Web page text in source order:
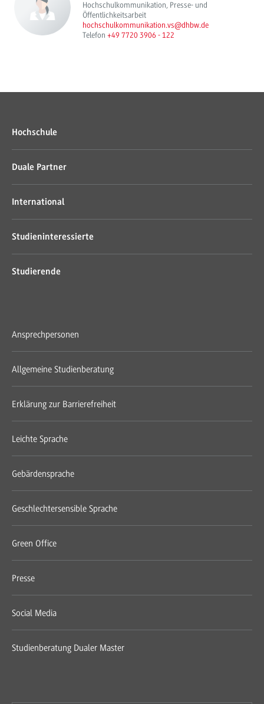
Hochschulkommunikation, Presse- und
Öffentlichkeitsarbeit
hochschulkommunikation.vs@dhbw.de
Telefon+49 7720 3906 - 122
Hochschule
Duale Partner
International
Studieninteressierte
Studierende
Ansprechpersonen
Allgemeine Studienberatung
Erklärung zur Barrierefreiheit
Leichte Sprache
Gebärdensprache
Geschlechtersensible Sprache
Green Office
Presse
Social Media
Studienberatung Dualer Master